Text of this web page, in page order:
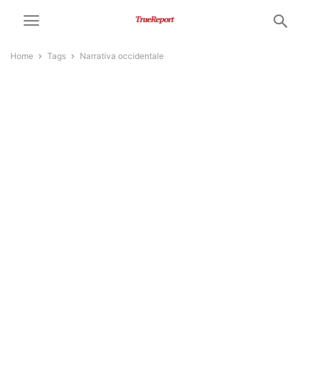
Home Tags Narrativa occidentale